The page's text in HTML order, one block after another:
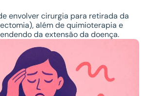
envolver cirurgia para retirada da
além de quimioterapia e
da extensão da doença.